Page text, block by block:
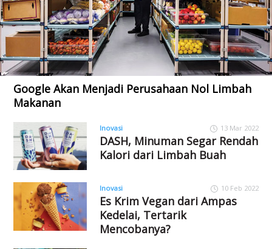
Google Akan Menjadi Perusahaan Nol Limbah
Makanan
Inovasi 13 Mar 2022
DASH, Minuman Segar Rendah
Kalori dari Limbah Buah
Inovasi 10 Feb 2022
Es Krim Vegan dari Ampas
Kedelai, Tertarik
Mencobanya?